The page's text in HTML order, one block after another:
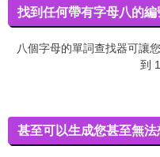
找到任何帶有字母八的編
八個字母的單詞查找器可讓
到
甚至可以生成您甚至無法